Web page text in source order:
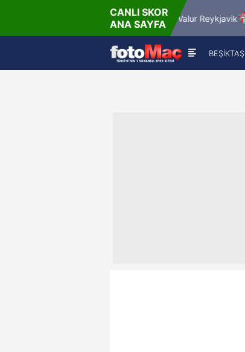
CANLI SKOR
ANA SAYFA
Pafos FC Valur Reykjavik
90'
0- 2
BEŞİKTAŞ